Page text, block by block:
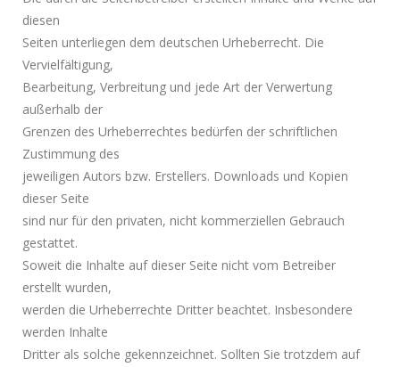
diesen
Seiten unterliegen dem deutschen Urheberrecht. Die
Vervielfältigung,
Bearbeitung, Verbreitung und jede Art der Verwertung
außerhalb der
Grenzen des Urheberrechtes bedürfen der schriftlichen
Zustimmung des
jeweiligen Autors bzw. Erstellers. Downloads und Kopien
dieser Seite
sind nur für den privaten, nicht kommerziellen Gebrauch
gestattet.
Soweit die Inhalte auf dieser Seite nicht vom Betreiber
erstellt wurden,
werden die Urheberrechte Dritter beachtet. Insbesondere
werden Inhalte
Dritter als solche gekennzeichnet. Sollten Sie trotzdem auf